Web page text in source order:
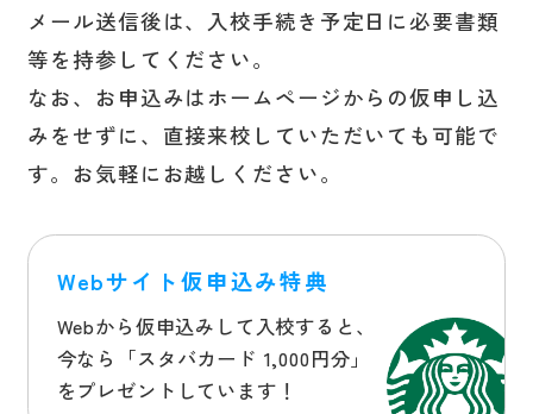
メール送信後は、入校手続き予定日に必要書類
等を持参してください。
なお、お申込みはホームページからの仮申し込
みをせずに、直接来校していただいても可能で
す。お気軽にお越しください。
Webサイト仮申込み特典
Webから仮申込みして入校すると、
今なら
「スタバカード 1,000円分」
をプレゼントしています！